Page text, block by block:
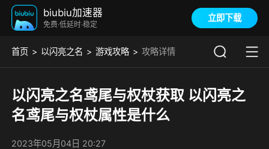
biubiu加速器
免费·低延时·稳定
立即下载
首页 以闪亮之名 游戏攻略 攻略详情
以闪亮之名鸢尾与权杖获取 以闪亮之
名鸢尾与权杖属性是什么
2023年05月04日 20:27